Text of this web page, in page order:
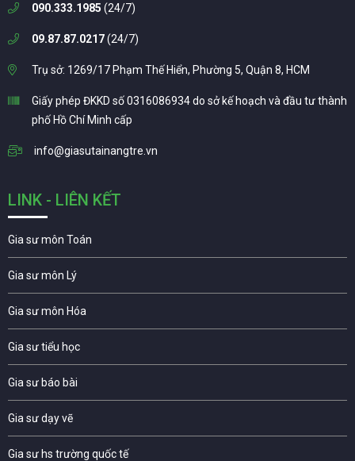
090.333.1985 (24/7)
09.87.87.0217(24/7)
Trụ sở: 1269/17 Phạm Thế Hiển, Phường 5, Quận 8, HCM
Giấy phép ĐKKD số 0316086934 do sở kế hoạch và đầu tư thành
phố Hồ Chí Minh cấp
info@giasutainangtre.vn
LINK - LIÊN KẾT
Gia sư môn Toán
Gia sư môn Lý
Gia sư môn Hóa
Gia sư tiểu học
Gia sư báo bài
Gia sư dạy vẽ
Gia sư hs trường quốc tế